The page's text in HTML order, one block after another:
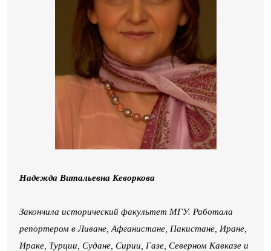
Надежда Витальевна Кеворкова
Закончила исторический факультет МГУ. Работала
репортером в Ливане, Афганистане, Пакистане, Иране,
Ираке, Турции, Судане, Сирии, Газе, Северном Кавказе и